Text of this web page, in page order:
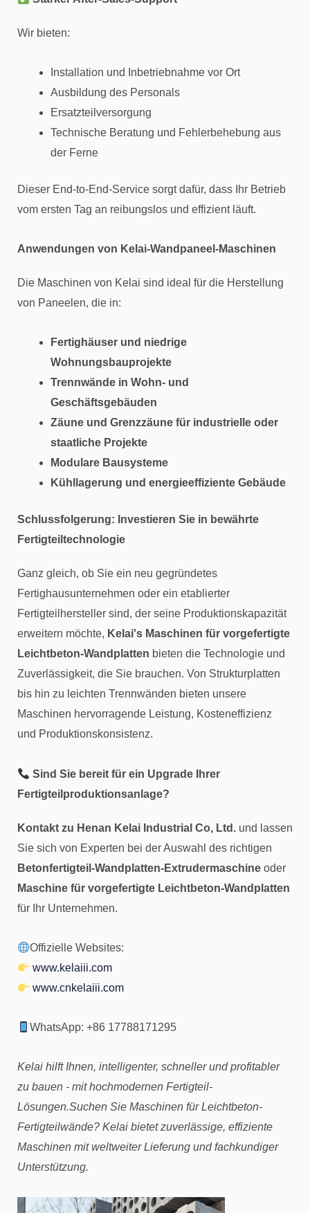
Wir bieten:
Installation und Inbetriebnahme vor Ort
Ausbildung des Personals
Ersatzteilversorgung
Technische Beratung und Fehlerbehebung aus
der Ferne
Dieser End-to-End-Service sorgt dafür, dass Ihr Betrieb
vom ersten Tag an reibungslos und effizient läuft.
Anwendungen von Kelai-Wandpaneel-Maschinen
Die Maschinen von Kelai sind ideal für die Herstellung
von Paneelen, die in:
Fertighäuser und niedrige
Wohnungsbauprojekte
Trennwände in Wohn- und
Geschäftsgebäuden
Zäune und Grenzzäune für industrielle oder
staatliche Projekte
Modulare Bausysteme
Kühllagerung und energieeffiziente Gebäude
Schlussfolgerung: Investieren Sie in bewährte
Fertigteiltechnologie
Ganz gleich, ob Sie ein neu gegründetes
Fertighausunternehmen oder ein etablierter
Fertigteilhersteller sind, der seine Produktionskapazität
erweitern möchte, Kelai's Maschinen für vorgefertigte
Leichtbeton-Wandplatten bieten die Technologie und
Zuverlässigkeit, die Sie brauchen. Von Strukturplatten
bis hin zu leichten Trennwänden bieten unsere
Maschinen hervorragende Leistung, Kosteneffizienz
und Produktionskonsistenz.
Sind Sie bereit für ein Upgrade Ihrer
Fertigteilproduktionsanlage?
Kontakt zu Henan Kelai Industrial Co, Ltd. und lassen
Sie sich von Experten bei der Auswahl des richtigen
Betonfertigteil-Wandplatten-Extrudermaschine oder
Maschine für vorgefertigte Leichtbeton-Wandplatten
für Ihr Unternehmen.
Offizielle Websites:
www.kelaiii.com
www.cnkelaiii.com
WhatsApp: +86 17788171295
Kelai hilft Ihnen, intelligenter, schneller und profitabler
zu bauen - mit hochmodernen Fertigteil-
Lösungen.Suchen Sie Maschinen für Leichtbeton-
Fertigteilwände? Kelai bietet zuverlässige, effiziente
Maschinen mit weltweiter Lieferung und fachkundiger
Unterstützung.